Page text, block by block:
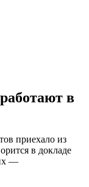
в
приехало из
в докладе
—